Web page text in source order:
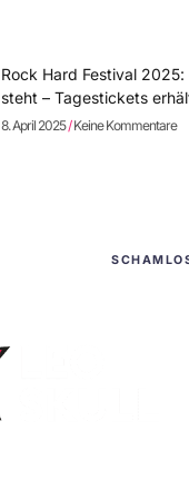
Rock Hard Festival
steht – Tagestickets
8. April 2025 Keine Kommentare